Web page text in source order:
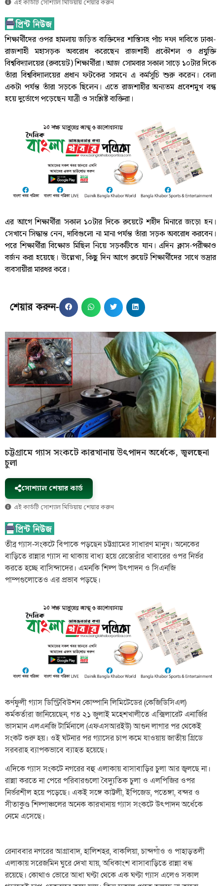
এই কার্ডটি সোশ্যাল মিডিয়ায় শেয়ার করুন
শিক্ষার্থীদের ওপর হামলায় জড়িত ব্যক্তিদের শাস্তিসহ পাঁচ দফা দাবিতে ঢাকা-
রাজশাহী মহাসড়ক অবরোধ করেছেন রাজশাহী প্রকৌশল ও প্রযুক্তি
বিশ্ববিদ্যালয়ের (রুবয়েট) শিক্ষার্থীরা। আজ সোমবার সকাল সাড়ে ১০টার দিকে
তাঁরা বিশ্ববিদ্যালয়ের প্রধান ফটকের সামনে এ কর্মসূচি শুরু করেন। বেলা
একটা পর্যন্ত তাঁরা সড়কে ছিলেন। এতে রাজশাহীর অন্যতম প্রবেশমুখ বন্ধ
হয়ে দুর্ভোগে পড়েছেন যাত্রী ও সংশ্লিষ্ট ব্যক্তিরা।
এর আগে শিক্ষার্থীরা সকাল ১০টার দিকে রুয়েটে শহীদ মিনারে জড়ো হন।
সেখানে সিদ্ধান্ত নেন, দাবিগুলো না মানা পর্যন্ত তাঁরা সড়ক অবরোধ করবেন।
পরে শিক্ষার্থীরা বিক্ষোভ মিছিল নিয়ে সড়কটিতে যান। এদিন ক্লাস-পরীক্ষাও
বর্জন করা হয়েছে। উল্লেখ্য, কিছু দিন আগে রুয়েট শিক্ষার্থীদের সাথে ভদ্রার
ব্যবসায়ীরা মারধর করে।
শেয়ার করুন-
চট্টগ্রামে গ্যাস সংকটে কারখানায় উৎপাদন অর্ধেকে, জ্বলছেনা
চুলা
সোশ্যাল শেয়ার কার্ড
এই কার্ডটি সোশ্যাল মিডিয়ায় শেয়ার করুন
তীব্র গ্যাস-সংকটে বিপাকে পড়ছেন চট্টগ্রামের সাধারণ মানুষ। অনেকের
বাড়িতে রান্নার গ্যাস না থাকায় বাধ্য হয়ে রেস্তোরাঁর খাবারের ওপর নির্ভর
করতে হচ্ছে বাসিন্দাদের। এমনকি শিল্প উৎপাদন ও সিএনজি
পাম্পগুলোতেও এর প্রভাব পড়ছে।
কর্ণফুলী গ্যাস ডিস্ট্রিবিউশন কোম্পানি লিমিটেডের (কেজিডিসিএল)
কর্মকর্তারা জানিয়েছেন, গত ২১ জুলাই মহেশখালীতে এক্সিলারেট এনার্জির
ভাসমান এলএনজি টার্মিনালে (এফএসআরইউ) আগুন লাগার পর থেকেই
সংকট শুরু হয়। ওই ঘটনার পর গ্যাসের চাপ কমে যাওয়ায় জাতীয় গ্রিডে
সরবরাহ ব্যাপকভাবে ব্যাহত হয়েছে।
এদিকে গ্যাস সংকটে নগরের বহু এলাকায় বাসাবাড়ির চুলা আর জ্বলছে না।
রান্না করতে না পেরে পরিবারগুলো বৈদ্যুতিক চুলা ও এলপিজির ওপর
নির্ভরশীল হয়ে পড়েছে। একই সঙ্গে কাট্টলী, ইপিজেড, পতেঙ্গা, বন্দর ও
সীতাকুণ্ড শিল্পাঞ্চলের অনেক কারখানায় গ্যাস সংকটে উৎপাদন অর্ধেকে
নেমে এসেছে।
রেনাববার নগরের আগ্রাবাদ, হালিশহর, বাকলিয়া, চান্দগাঁও ও পাহাড়তলী
এলাকায় সরেজমিন ঘুরে দেখা যায়, অধিকাংশ বাসাবাড়িতে রান্না বন্ধ
রয়েছে। কোথাও ভোরে আধা ঘণ্টা থেকে এক ঘণ্টা গ্যাস এলেও সকাল